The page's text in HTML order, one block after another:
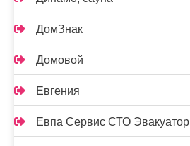
ДомЗнак
Домовой
Евгения
Евпа Сервис СТО Эвакуатор